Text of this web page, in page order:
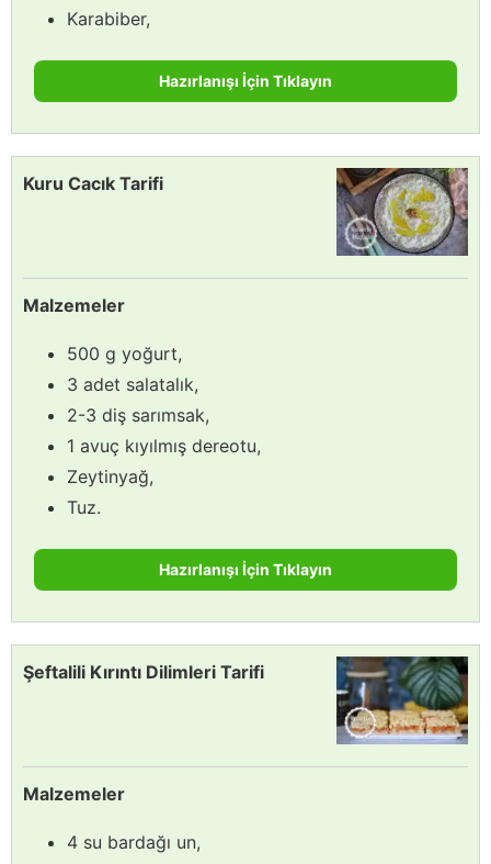
Karabiber,
Hazırlanışı İçin Tıklayın
Kuru Cacık Tarifi
Malzemeler
500 g yoğurt,
3 adet salatalık,
2-3 diş sarımsak,
1 avuç kıyılmış dereotu,
Zeytinyağ,
Tuz.
Hazırlanışı İçin Tıklayın
Şeftalili Kırıntı Dilimleri Tarifi
Malzemeler
4 su bardağı un,